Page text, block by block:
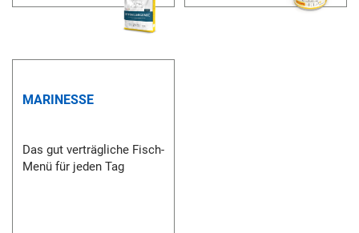
MARINESSE
Das gut verträgliche Fisch-
Menü für jeden Tag